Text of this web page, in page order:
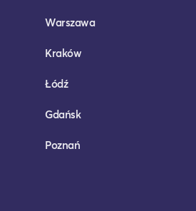
Warszawa
Kraków
Łódź
Gdańsk
Poznań